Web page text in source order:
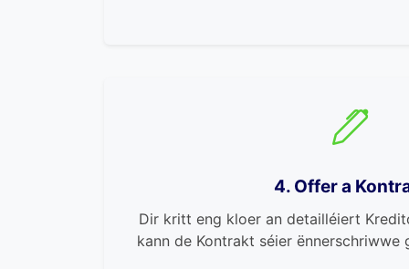
4. Offer a
Dir kritt eng kloer an detailléiert
kann de Kontrakt séier ënnerschriwwe